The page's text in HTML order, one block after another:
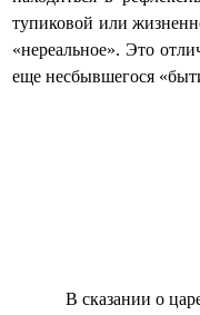
тупиковой или
«нереальное». Это
еще несбывшегося
В сказании о